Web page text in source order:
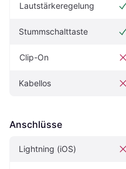
Lautstärkeregelung
Stummschalttaste
Clip-On
Kabellos
Anschlüsse
Lightning (iOS)